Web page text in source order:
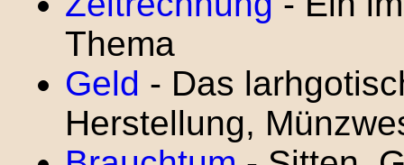
Thema
Geld - Das
Herstellung,